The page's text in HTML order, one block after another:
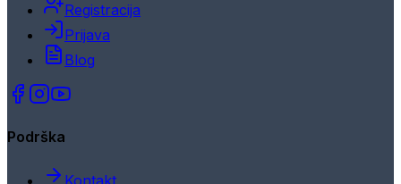
Registracija
Prijava
Blog
Podrška
Kontakt